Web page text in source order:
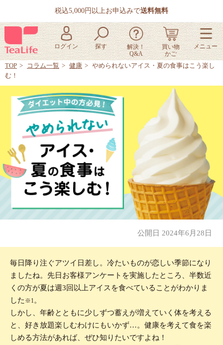
税込5,000円以上お申込みで送料無料
TOP コラム一覧 健康
やめられないアイス・夏の食事はこう楽し
む！
公開日 2024年6月28日
毎日降り注ぐアツイ日差し。冷たいものが恋しい季節になり
ましたね。先日お客様アンケートを実施したところ、半数近
くの方が夏は週3回以上アイスを食べていることがわかりま
した ※1 。
しかし、年齢とともに少しずつ蓄えが増えていく体を考える
と、好き放題楽しむわけにもいかず…。健康を考えて食を楽
しめる方法があれば、ぜひ知りたいですよね！